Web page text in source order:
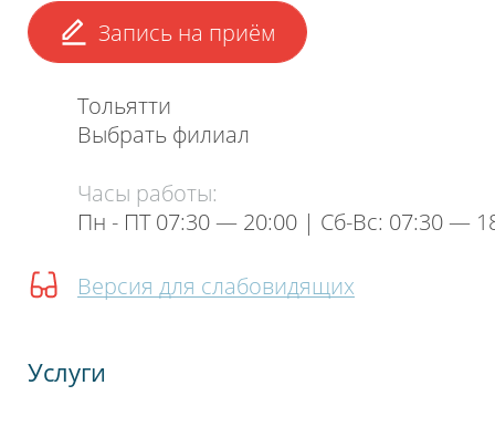
Запись на приём
Тольятти
Выбрать филиал
Часы работы:
Пн - ПТ 07:30 — 20:00 | Cб-Вс: 07:30 —
Версия для слабовидящих
Услуги